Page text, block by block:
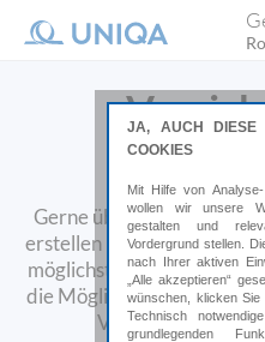
Gerne überprüfen wir
erstellen Ihnen ein
möglichst geringste
die Möglichkeit, Ihre
Versicherung an
JA, AUCH DIESE
COOKIES
Mit Hilfe von
wollen wir unsere
gestalten und
Vordergrund stellen.
nach Ihrer aktiven
„Alle akzeptieren“
wünschen, klicken Sie
Technisch
grundlegenden